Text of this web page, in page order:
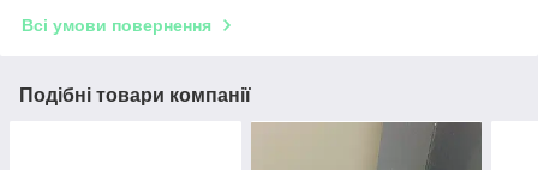
Всі умови повернення
Подібні товари компанії